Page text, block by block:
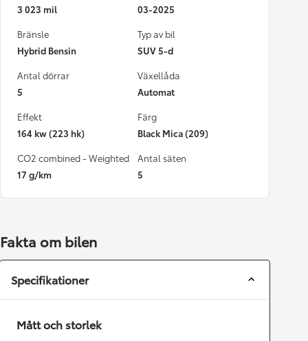
3 023 mil
03-2025
Bränsle
Hybrid Bensin
Typ av bil
SUV 5-d
Antal dörrar
5
Växellåda
Automat
Effekt
164 kw (223 hk)
Färg
Black Mica (209)
CO2 combined - Weighted
17 g/km
Antal säten
5
Fakta om bilen
Specifikationer
Mått och storlek